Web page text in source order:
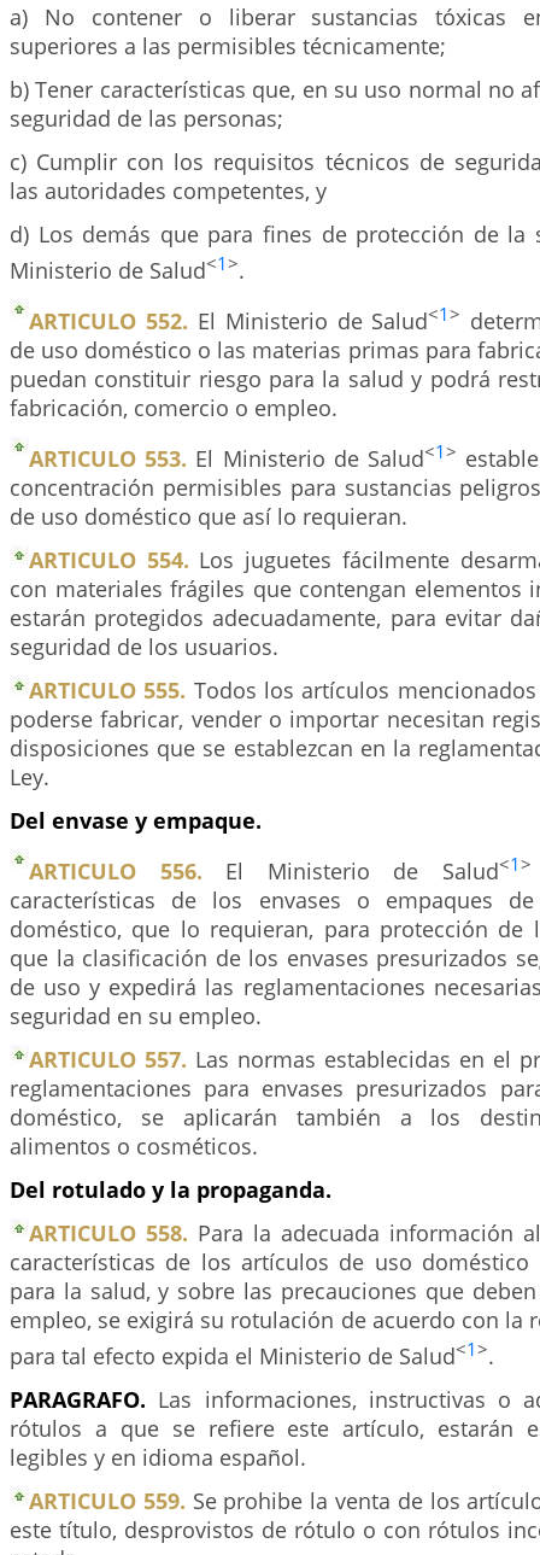
a) No contener o liberar sustancias tóxicas
superiores a las permisibles técnicamente;
b) Tener características que, en su uso normal no
seguridad de las personas;
c) Cumplir con los requisitos técnicos de
las autoridades competentes, y
d) Los demás que para fines de protección de la
Ministerio de Salud<1>.
ARTICULO 552. El Ministerio de Salud<1>
de uso doméstico o las materias primas para
puedan constituir riesgo para la salud y podrá
fabricación, comercio o empleo.
ARTICULO 553. El Ministerio de Salud<1>
concentración permisibles para sustancias
de uso doméstico que así lo requieran.
ARTICULO 554. Los juguetes fácilmente
con materiales frágiles que contengan elementos
estarán protegidos adecuadamente, para evitar
seguridad de los usuarios.
ARTICULO 555. Todos los artículos
poderse fabricar, vender o importar necesitan
disposiciones que se establezcan en la
Ley.
Del envase y empaque.
ARTICULO 556. El Ministerio de Salud<1>
características de los envases o empaques
doméstico, que lo requieran, para protección de
que la clasificación de los envases presurizados
de uso y expedirá las reglamentaciones
seguridad en su empleo.
ARTICULO 557. Las normas establecidas en el
reglamentaciones para envases presurizados
doméstico, se aplicarán también a los
alimentos o cosméticos.
Del rotulado y la propaganda.
ARTICULO 558. Para la adecuada información
características de los artículos de uso doméstico
para la salud, y sobre las precauciones que
empleo, se exigirá su rotulación de acuerdo con la
para tal efecto expida el Ministerio de Salud<1>.
PARAGRAFO. Las informaciones, instructivas o
rótulos a que se refiere este artículo, estarán
legibles y en idioma español.
ARTICULO 559. Se prohibe la venta de los
este título, desprovistos de rótulo o con rótulos